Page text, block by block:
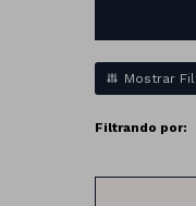
Filtrando por: